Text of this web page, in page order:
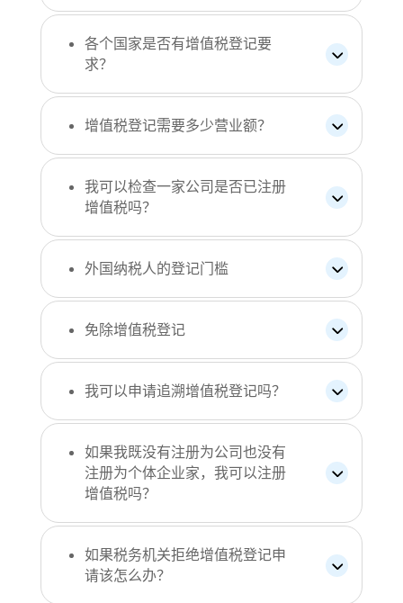
各个国家是否有增值税登记要
求？
增值税登记需要多少营业额？
我可以检查一家公司是否已注册
增值税吗？
外国纳税人的登记门槛
免除增值税登记
我可以申请追溯增值税登记吗？
如果我既没有注册为公司也没有
注册为个体企业家，我可以注册
增值税吗？
如果税务机关拒绝增值税登记申
请该怎么办？